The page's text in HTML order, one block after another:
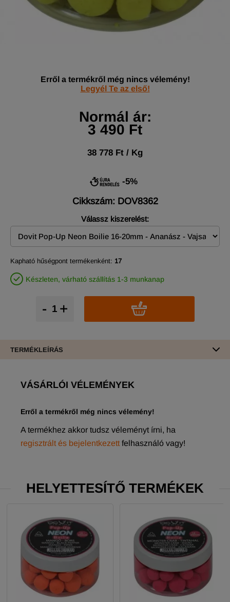
Erről a termékről még nincs vélemény!
Legyél Te az első!
Normál ár:
3 490 Ft
38 778 Ft / Kg
-5%
Cikkszám: DOV8362
Válassz kiszerelést:
Kapható hűségpont termékenként: 17
Készleten, várható szállítás 1-3 munkanap
+
-
TERMÉKLEÍRÁS
VÁSÁRLÓI VÉLEMÉNYEK
Erről a termékről még nincs vélemény!
A termékhez akkor tudsz véleményt írni, ha
regisztrált és bejelentkezett felhasználó vagy!
HELYETTESÍTŐ TERMÉKEK